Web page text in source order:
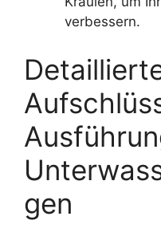
verbessern.
gen